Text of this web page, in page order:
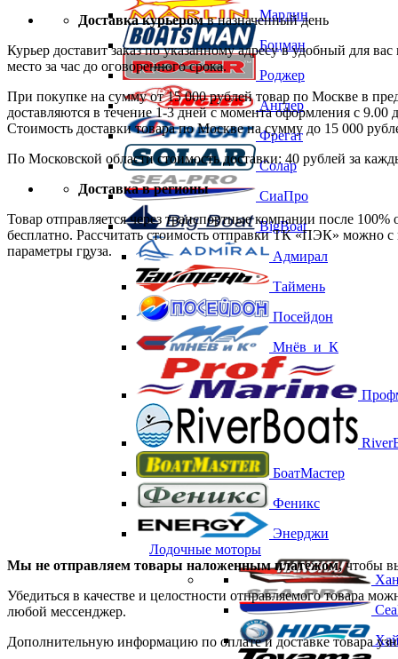
Марлин
Боцман
Роджер
Англер
Фрегат
Солар
СиаПро
BigBoat
Адмирал
Таймень
Посейдон
Мнёв_и_К
БоатМастер
Феникс
Энерджи
Лодочные моторы
Доставка курьеромв назначенный день
Курьер доставит заказ по указанному адресу в удобный для
место за час до оговоренного срока.
При покупке на сумму от 15 000 рублей товар по Москве в
доставляются в течение 1-3 дней с момента оформления с
Стоимость доставки товара по Москве на сумму до 15 000
По Московской области стоимость доставки: 40 рублей за
Доставка в регионы
Товар отправляется через транспортные компании после
бесплатно. Рассчитать стоимость отправки ТК «ПЭК» можно
параметры груза.
Мы не отправляем товары наложенным платежом,чтобы
Убедиться в качестве и целостности отправляемого товара
любой мессенджер.
Дополнительную информацию по оплате и доставке товара